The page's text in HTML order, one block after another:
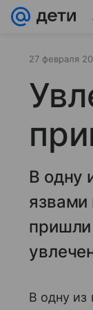
27 февраля
В одну
язвами
пришли
В одну из